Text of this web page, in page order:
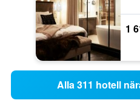
1
Alla 311 hotell